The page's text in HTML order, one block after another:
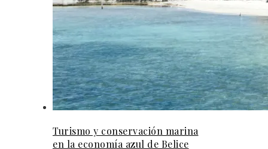
Turismo y conservación marina
en la economía azul de Belice